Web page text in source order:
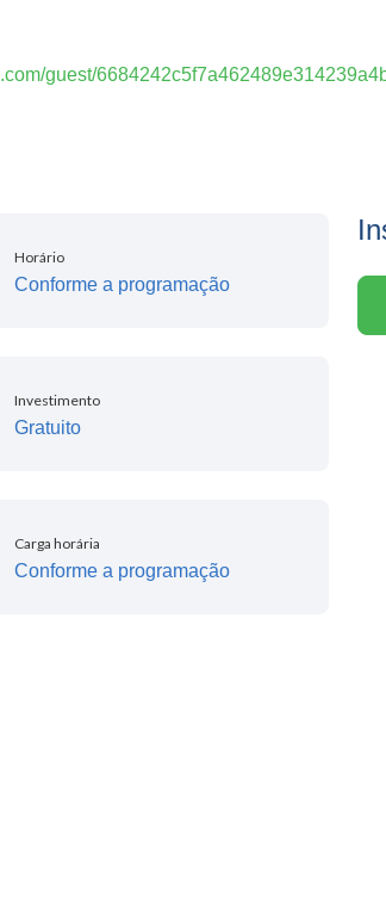
guest/
Horário
Conforme a programação
Investimento
Gratuito
Carga horária
Conforme a programação